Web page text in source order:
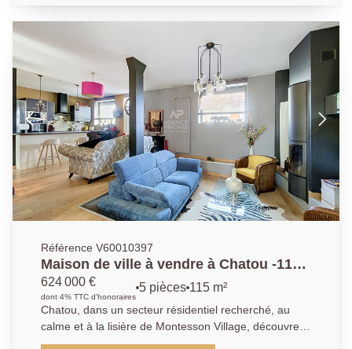
(13.47m² et 11m²), d'une salle d'eau, ainsi que de
toilettes séparées. Une cave complète ce bien.
Stationnement libre au sein de la résidence.
Référence V60010397
Maison de ville à vendre à Chatou -115
m² - 3 chambres -Terrasse - Garage
624 000 €
dont 4% TTC d'honoraires
5 pièces 115 m²
Chatou, dans un secteur résidentiel recherché, au
calme et à la lisière de Montesson Village, découvrez
cette élégante maison de ville entièrement rénovée,